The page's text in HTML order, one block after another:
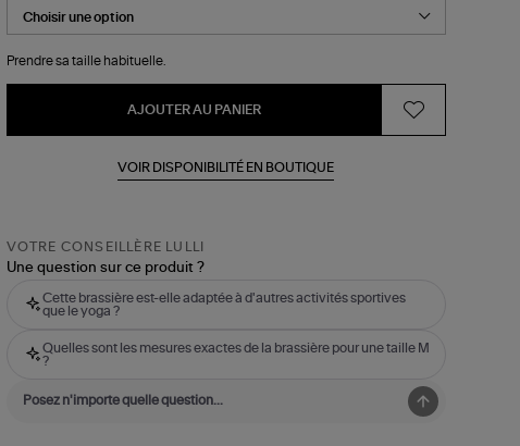
Prendre sa taille habituelle.
AJOUTER AU PANIER
VOIR DISPONIBILITÉ EN BOUTIQUE
VOTRE CONSEILLÈRE LULLI
Une question sur ce produit ?
Cette brassière est-elle adaptée à d'autres activités sportives
que le yoga ?
Quelles sont les mesures exactes de la brassière pour une taille M
?